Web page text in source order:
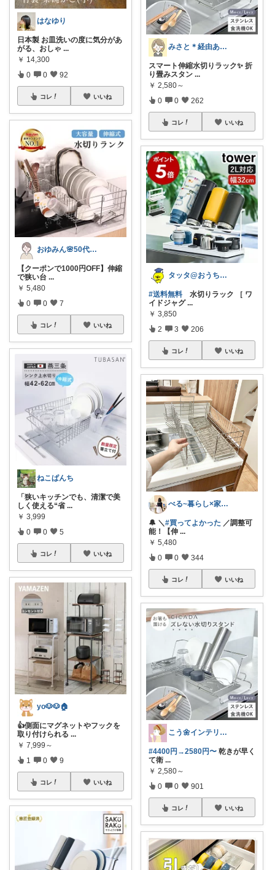
はなゆり
日本製 お皿洗いの度に気分があ
がる、おしゃ ...
￥ 14,300
0 0 92
コレ いいね
おゆみん🌸50代からの快適暮らし
【クーポンで1000円OFF】伸縮
で狭い台 ...
￥ 5,480
0 0 7
コレ いいね
ねこぱんち
「狭いキッチンでも、清潔で美
しく使える“省 ...
￥ 3,999
0 0 5
コレ いいね
yo🐶🐶🏠
👍側面にマグネットやフックを
取り付けられる ...
￥ 7,999～
1 0 9
コレ いいね
みさと＊経由ありがとうございます🧡
スマート伸縮水切りラック✨ 折
り畳みスタン ...
￥ 2,580～
0 0 262
コレ いいね
タッタ@おうち時間を楽しく快適に！
#送料無料 水切りラック ［ ワ
イドジャグ ...
￥ 3,850
2 3 206
コレ いいね
べる~暮らし×家事をラクに快適に
🔔 ＼#買ってよかった ／調整可
能！【伸 ...
￥ 5,480
0 0 344
コレ いいね
こう🌼インテリアと家事＆育児グッズ
#4400円→2580円〜 乾きが早く
て衛 ...
￥ 2,580～
0 0 901
コレ いいね